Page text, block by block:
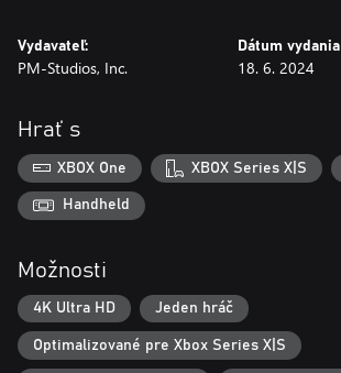
Vydavateľ:
PM-Studios, Inc.
Dátum vydania
18. 6. 2024
Hrať s
XBOX One XBOX Series X|S
Handheld
Možnosti
4K Ultra HD Jeden hráč
Optimalizované pre Xbox Series X|S